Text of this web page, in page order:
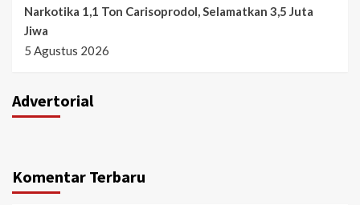
Narkotika 1,1 Ton Carisoprodol, Selamatkan 3,5 Juta
Jiwa
5 Agustus 2026
Advertorial
Komentar Terbaru